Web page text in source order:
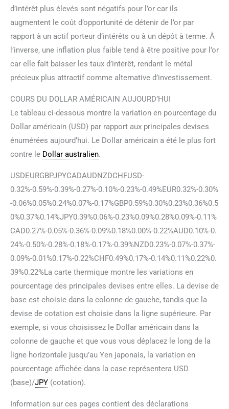
d’intérêt plus élevés sont négatifs pour l’or car ils
augmentent le coût d’opportunité de détenir de l’or par
rapport à un actif porteur d’intérêts ou à un dépôt à terme. À
l’inverse, une inflation plus faible tend à être positive pour l’or
car elle fait baisser les taux d’intérêt, rendant le métal
précieux plus attractif comme alternative d’investissement.
COURS DU DOLLAR AMÉRICAIN AUJOURD’HUI
Le tableau ci-dessous montre la variation en pourcentage du
Dollar américain (USD) par rapport aux principales devises
énumérées aujourd’hui. Le Dollar américain a été le plus fort
contre le Dollar australien.
USDEURGBPJPYCADAUDNZDCHFUSD-
0.32%-0.59%-0.39%-0.27%-0.10%-0.23%-0.49%EUR0.32%-0.30%
-0.06%0.05%0.24%0.07%-0.17%GBP0.59%0.30%0.23%0.36%0.5
0%0.37%0.14%JPY0.39%0.06%-0.23%0.09%0.28%0.09%-0.11%
CAD0.27%-0.05%-0.36%-0.09%0.18%0.00%-0.22%AUD0.10%-0.
24%-0.50%-0.28%-0.18%-0.17%-0.39%NZD0.23%-0.07%-0.37%-
0.09%-0.01%0.17%-0.22%CHF0.49%0.17%-0.14%0.11%0.22%0.
39%0.22%La carte thermique montre les variations en
pourcentage des principales devises entre elles. La devise de
base est choisie dans la colonne de gauche, tandis que la
devise de cotation est choisie dans la ligne supérieure. Par
exemple, si vous choisissez le Dollar américain dans la
colonne de gauche et que vous vous déplacez le long de la
ligne horizontale jusqu’au Yen japonais, la variation en
pourcentage affichée dans la case représentera USD
(base)/JPY (cotation).
Information sur ces pages contient des déclarations